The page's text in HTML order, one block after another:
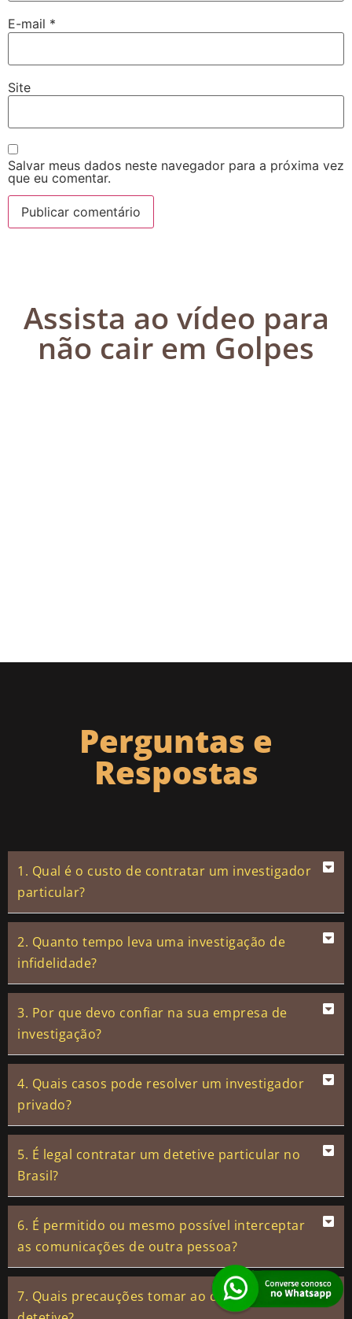
E-mail *
Site
Salvar meus dados neste navegador para a próxima vez
que eu comentar.
Assista ao vídeo para
não cair em Golpes
Perguntas e
Respostas
1. Qual é o custo de contratar um investigador
particular?
2. Quanto tempo leva uma investigação de
infidelidade?
3. Por que devo confiar na sua empresa de
investigação?
4. Quais casos pode resolver um investigador
privado?
5. É legal contratar um detetive particular no
Brasil?
6. É permitido ou mesmo possível interceptar
as comunicações de outra pessoa?
7. Quais precauções tomar ao contratar um